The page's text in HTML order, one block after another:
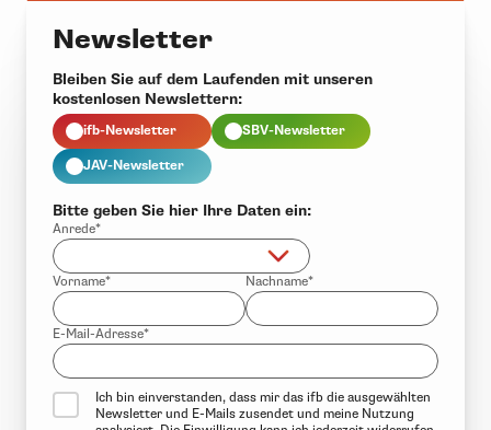
Newsletter
Bleiben Sie auf dem Laufenden mit unseren
kostenlosen Newslettern:
ifb-Newsletter SBV-Newsletter
JAV-Newsletter
Bitte geben Sie hier Ihre Daten ein:
Anrede*
Vorname* Nachname*
E-Mail-Adresse*
Ich bin einverstanden, dass mir das ifb die ausgewählten
Newsletter und E-Mails zusendet und meine Nutzung